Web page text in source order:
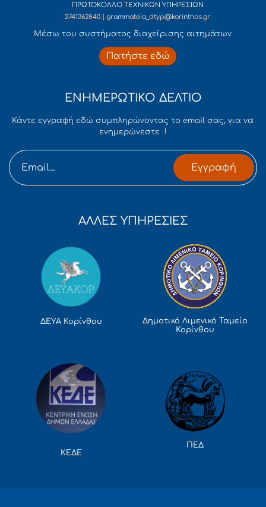
ΠΡΩΤΟΚΟΛΛΟ ΤΕΧΝΙΚΩΝ ΥΠΗΡΕΣΙΩΝ
2741362840 | grammateia_dtyp@korinthos.gr
Mέσω του συστήματος διαχείρισης αιτημάτων
Πατήστε εδώ
ΕΝΗΜΕΡΩΤΙΚΟ ΔΕΛΤΙΟ
Κάντε εγγραφή εδώ συμπληρώνοντας το email σας, για να
ενημερώνεστε !
Εγγραφή
ΑΛΛΕΣ ΥΠΗΡΕΣΙΕΣ
ΔΕΥΑ Κορίνθου
Δημοτικό Λιμενικό Ταμείο
Κορίνθου
ΚΕΔΕ
ΠΕΔ